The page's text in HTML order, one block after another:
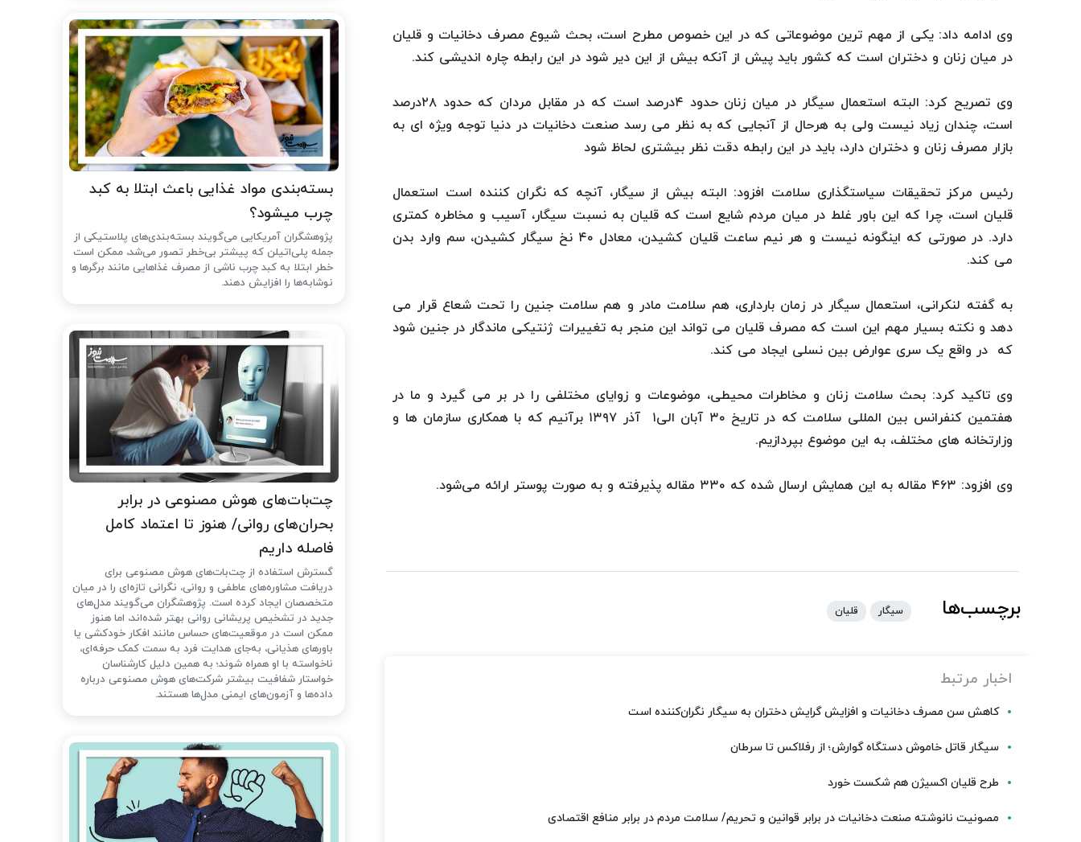
وی ادامه داد: یکی از مهم ترین موضوعاتی که در این خصوص مطرح است، بحث شیوع مصرف دخانیات و قلیان
در میان زنان و دختران است که کشور باید پیش از آنکه بیش از این دیر شود در این رابطه چاره اندیشی کند.
وی تصریح کرد: البته استعمال سیگار در میان زنان حدود ۴درصد است که در مقابل مردان که حدود ۲۸درصد
است، چندان زیاد نیست ولی به هرحال از آنجایی که به نظر می رسد صنعت دخانیات در دنیا توجه ویژه ای به
بازار مصرف زنان و دختران دارد، باید در این رابطه دقت نظر بیشتری لحاظ شود
رئیس مرکز تحقیقات سیاستگذاری سلامت افزود: البته بیش از سیگار، آنچه که نگران کننده است استعمال
قلیان است، چرا که این باور غلط در میان مردم شایع است که قلیان به نسبت سیگار، آسیب و مخاطره کمتری
دارد. در صورتی که اینگونه نیست و هر نیم ساعت قلیان کشیدن، معادل ۴۰ نخ سیگار کشیدن، سم وارد بدن
می کند.
به گفته لنکرانی، استعمال سیگار در زمان بارداری، هم سلامت مادر و هم سلامت جنین را تحت شعاع قرار می
دهد و نکته بسیار مهم این است که مصرف قلیان می تواند این منجر به تغییرات ژنتیکی ماندگار در جنین شود
که در واقع یک سری عوارض بین نسلی ایجاد می کند.
وی تاکید کرد: بحث سلامت زنان و مخاطرات محیطی، موضوعات و زوایای مختلفی را در بر می گیرد و ما در
هفتمین کنفرانس بین المللی سلامت که در تاریخ ۳۰ آبان الی۱ آذر ۱۳۹۷ برآنیم که با همکاری سازمان ها و
وزارتخانه های مختلف، به این موضوع بپردازیم.
وی افزود: ۴۶۳ مقاله به این همایش ارسال شده که ۳۳۰ مقاله پذیرفته و به صورت پوستر ارائه می‌شود.
برچسب‌ها سیگار قلیان
اخبار مرتبط
کاهش سن مصرف دخانیات و افزایش گرایش دختران به سیگار نگران‌کننده است
سیگار قاتل خاموش دستگاه گوارش؛ از رفلاکس تا سرطان
طرح قلیان اکسیژن هم شکست خورد
مصونیت نانوشته صنعت دخانیات در برابر قوانین و تحریم/ سلامت مردم در برابر منافع اقتصادی
بسته‌بندی مواد غذایی باعث ابتلا به کبد
چرب میشود؟
پژوهشگران آمریکایی می‌گویند بسته‌بندی‌های پلاستیکی از
جمله پلی‌اتیلن که پیشتر بی‌خطر تصور می‌شد، ممکن است
خطر ابتلا به کبد چرب ناشی از مصرف غذاهایی مانند برگرها و
نوشابه‌ها را افزایش دهند.
چت‌بات‌های هوش مصنوعی در برابر
بحران‌های روانی/ هنوز تا اعتماد کامل
فاصله داریم
گسترش استفاده از چت‌بات‌های هوش مصنوعی برای
دریافت مشاوره‌های عاطفی و روانی، نگرانی تازه‌ای را در میان
متخصصان ایجاد کرده است. پژوهشگران می‌گویند مدل‌های
جدید در تشخیص پریشانی روانی بهتر شده‌اند، اما هنوز
ممکن است در موقعیت‌های حساس مانند افکار خودکشی یا
باورهای هذیانی، به‌جای هدایت فرد به سمت کمک حرفه‌ای،
ناخواسته با او همراه شوند؛ به همین دلیل کارشناسان
خواستار شفافیت بیشتر شرکت‌های هوش مصنوعی درباره
داده‌ها و آزمون‌های ایمنی مدل‌ها هستند.